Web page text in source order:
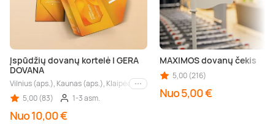
Įspūdžių dovanų kortelė | GERA
DOVANA
Vilnius (aps.), Kaunas (aps.), Klaipėda (aps.), Palanga (aps.), Nida (aps.),
Kiti miestai
5,00 (83)
1-3 asm.
Nuo 10,00 €
MAXIMOS dovanų čekis
5,00 (216)
Nuo 5,00 €